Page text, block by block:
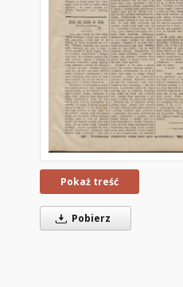
Pokaż treść
Pobierz